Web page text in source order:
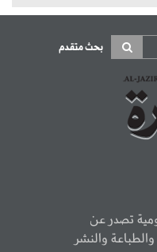
بحث متقدم
تصدر عن
والنشر